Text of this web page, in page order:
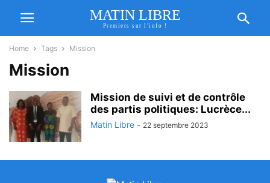
MATIN LIBRE
Premiers sur l'info !
Home Tags Mission
Mission
Mission de suivi et de contrôle
des partis politiques: Lucrèce...
Matin Libre - 22 septembre 2023